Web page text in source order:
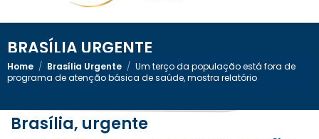
BRASÍLIA URGENTE
Home / Brasília Urgente / Um terço da população está fora de
programa de atenção básica de saúde, mostra relatório
Brasília, urgente